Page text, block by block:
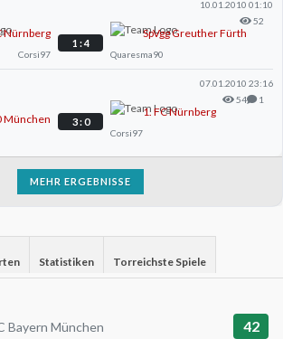
10.01.2010 01:10
52
Nürnberg
Corsi97
1 : 4
SpVgg Greuther Fürth
Quaresma90
07.01.2010 23:16
54
1
München 3 : 0
1. FC Nürnberg
Corsi97
MEHR ERGEBNISSE
Statistiken Torreichste Spiele
Bayern München 42